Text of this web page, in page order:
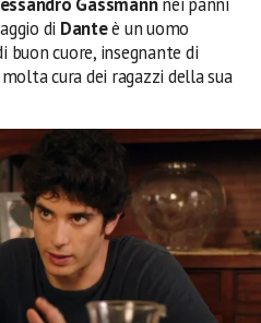
di Danteè un uomo
buon cuore, insegnante di
cura dei ragazzi della sua